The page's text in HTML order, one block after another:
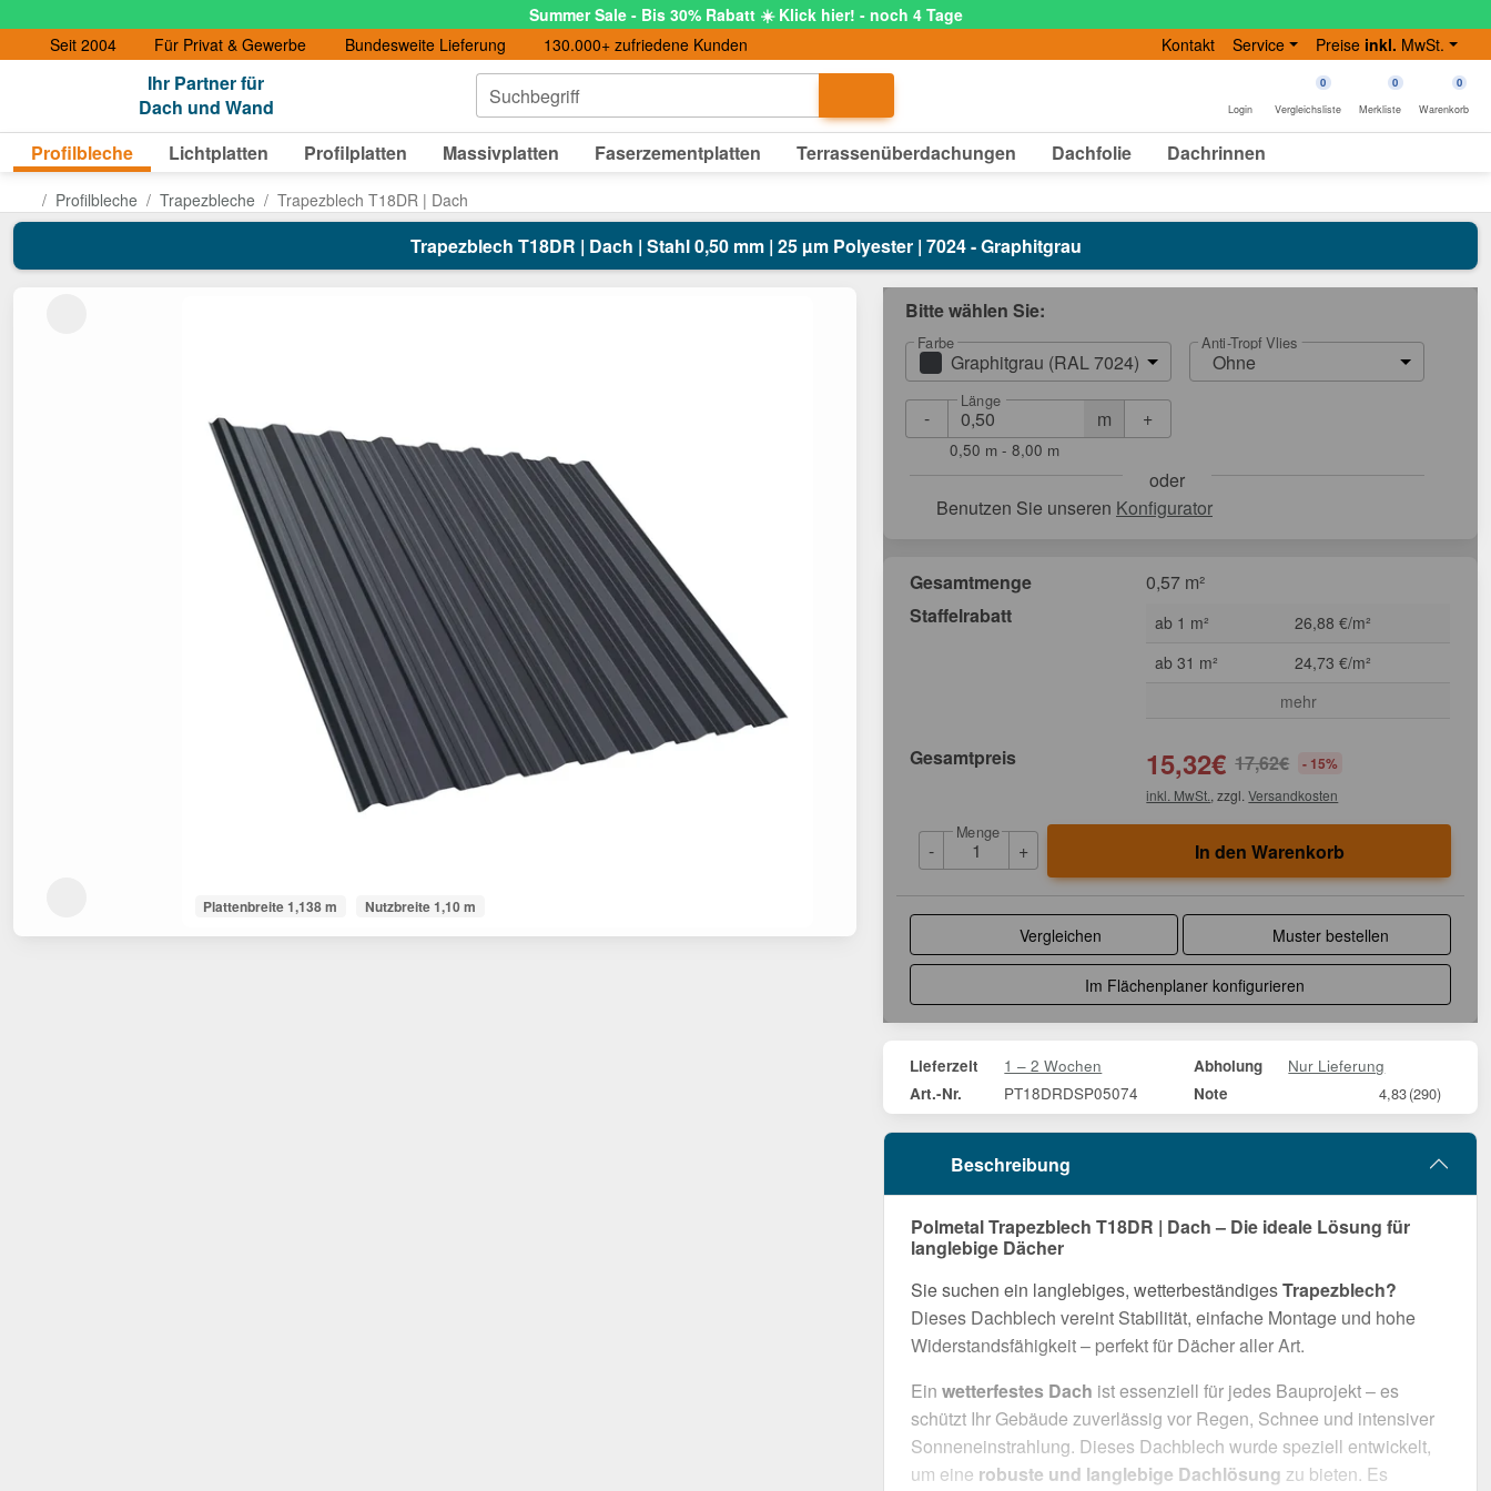
Summer Sale - Bis 30% Rabatt ☀️ Klick hier! - noch 4 Tage
Seit 2004
Für Privat & Gewerbe Bundesweite Lieferung 130.000+ zufriedene Kunden Kontakt Service Preise inkl. MwSt.
Ihr Partner für
Dach und Wand
Suchbegriff
Login
0
Vergleichsliste
0
Merkliste
0
Warenkorb
Profilbleche Lichtplatten Profilplatten Massivplatten Faserzementplatten Terrassenüberdachungen Dachfolie Dachrinnen
Profilbleche Trapezbleche Trapezblech T18DR | Dach
Trapezblech T18DR | Dach | Stahl 0,50 mm | 25 µm Polyester | 7024 - Graphitgrau
Plattenbreite 1,138 m Nutzbreite 1,10 m
Bitte wählen Sie:
Farbe
Graphitgrau (RAL 7024)
Anti-Tropf Vlies
Ohne
- m
Länge
+
0,50 m - 8,00 m
oder
Benutzen Sie unseren Konfigurator
Gesamtmenge
0,57 m²
Staffelrabatt
ab 1 m²
26,88 €/m²
ab 31 m²
24,73 €/m²
mehr
Gesamtpreis 15,32€ 17,62€ - 15%
inkl. MwSt. , zzgl.Versandkosten
-
Menge
+ In den Warenkorb
Vergleichen Muster bestellen
Im Flächenplaner konfigurieren
Lieferzeit 1 – 2 Wochen Abholung Nur Lieferung
Art.-Nr. PT18DRDSP05074 Note 4,83(290)
Beschreibung
Polmetal Trapezblech T18DR | Dach – Die ideale Lösung für
langlebige Dächer
Sie suchen ein langlebiges, wetterbeständigesTrapezblech?
Dieses Dachblech vereint Stabilität, einfache Montage und hohe
Widerstandsfähigkeit – perfekt für Dächer aller Art.
Ein wetterfestes Dach ist essenziell für jedes Bauprojekt – es
schützt Ihr Gebäude zuverlässig vor Regen, Schnee und intensiver
Sonneneinstrahlung. Dieses Dachblech wurde speziell entwickelt,
um eine robuste und langlebige Dachlösung zu bieten. Es